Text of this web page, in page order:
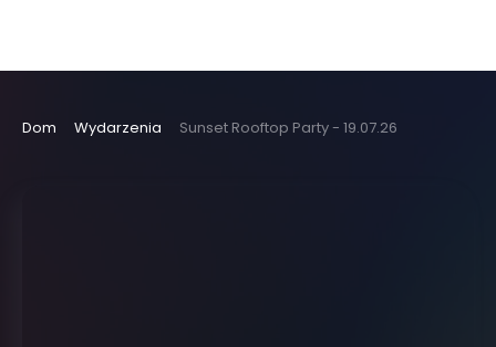
Dom Wydarzenia Sunset Rooftop Party - 19.07.26